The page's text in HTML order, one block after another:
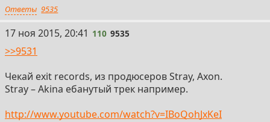
Ответы 9535
110
17 ноя 2015, 20:41 110 9535
>>9531
Чекай exit records, из продюсеров Stray, Axon.
Stray – Akina ебанутый трек например.
http://www.youtube.com/watch?v=IBoQohJxKeI